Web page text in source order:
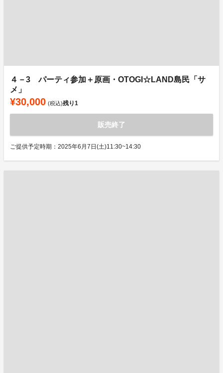
４－3 パーティ参加＋原画・OTOGI☆LAND島民「サ
メ」
¥30,000 (税込)残り1
販売終了
ご提供予定時期：2025年6月7日(土)11:30~14:30